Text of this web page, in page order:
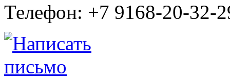
Телефон: +7 9168-20-32-